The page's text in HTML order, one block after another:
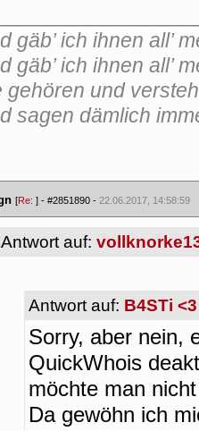
gäb’ ich ihnen all’
gäb’ ich ihnen all’
gehören und
sagen dämlich
[Re: ] - #2851890 - 22.06.2017, 14:58:59
Antwort auf:
Antwort auf: B4STi <3
Sorry, aber nein,
QuickWhois
möchte man
Da gewöhn ich